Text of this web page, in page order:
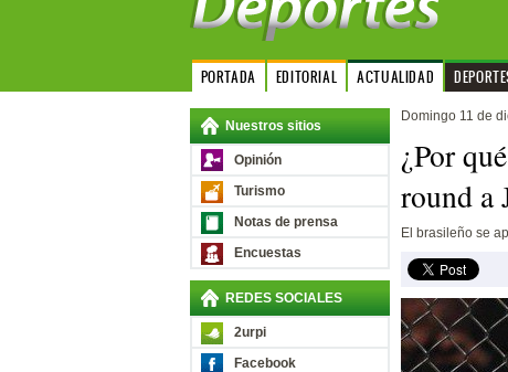
PORTADA EDITORIAL ACTUALIDAD
Nuestros sitios
Opinión
Turismo
Notas de prensa
Encuestas
REDES SOCIALES
2urpi
Facebook
Domingo 11 de
¿Por
round a
El brasileño se